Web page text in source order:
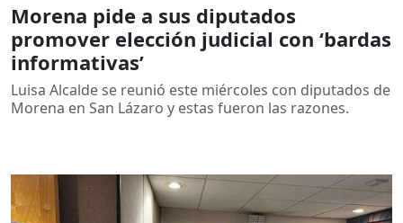
Morena pide a sus diputados
promover elección judicial con ‘bardas
informativas’
Luisa Alcalde se reunió este miércoles con diputados de
Morena en San Lázaro y estas fueron las razones.